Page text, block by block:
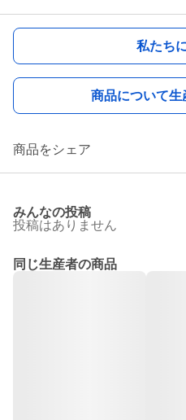
私たち
商品について生
商品をシェア
みんなの投稿
投稿はありません
同じ生産者の商品